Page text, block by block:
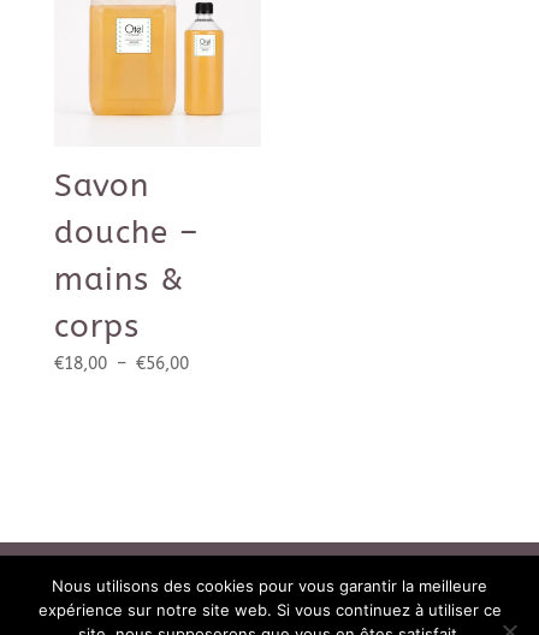
€85,00
Savon
douche –
mains &
corps
€18,00 – €56,00Plage
Conditions générales de vente
Politique de confidentialité
Nous utilisons des cookies pour vous garantir la meilleure
expérience sur notre site web. Si vous continuez à utiliser ce